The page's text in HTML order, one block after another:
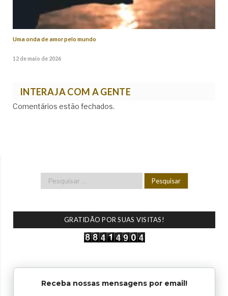
Uma onda de amor pelo mundo
12 de maio de 2026
INTERAJA COM A GENTE
Comentários estão fechados.
GRATIDÃO POR SUAS VISITAS!
Receba nossas mensagens por email!